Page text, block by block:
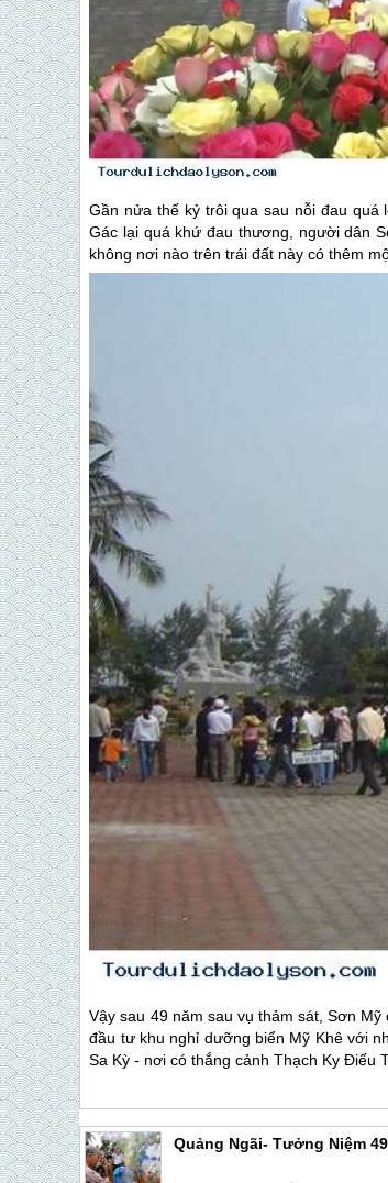
Gần nửa thế kỷ trôi qua sau nỗi đau quá
Gác lại quá khứ đau thương, người dân
không nơi nào trên trái đất này có thêm
Vậy sau 49 năm sau vụ thảm sát, Sơn
đầu tư khu nghỉ dưỡng biển Mỹ Khê với
Sa Kỳ - nơi có thắng cảnh Thạch Ky Điếu
Quảng Ngãi- Tưởng Niệm